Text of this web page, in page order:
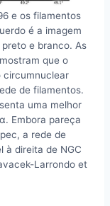
e os filamentos
é a imagem
e branco. As
que o
circumnuclear
de filamentos.
uma melhor
Embora pareça
a rede de
à direita de NGC
Larrondo et